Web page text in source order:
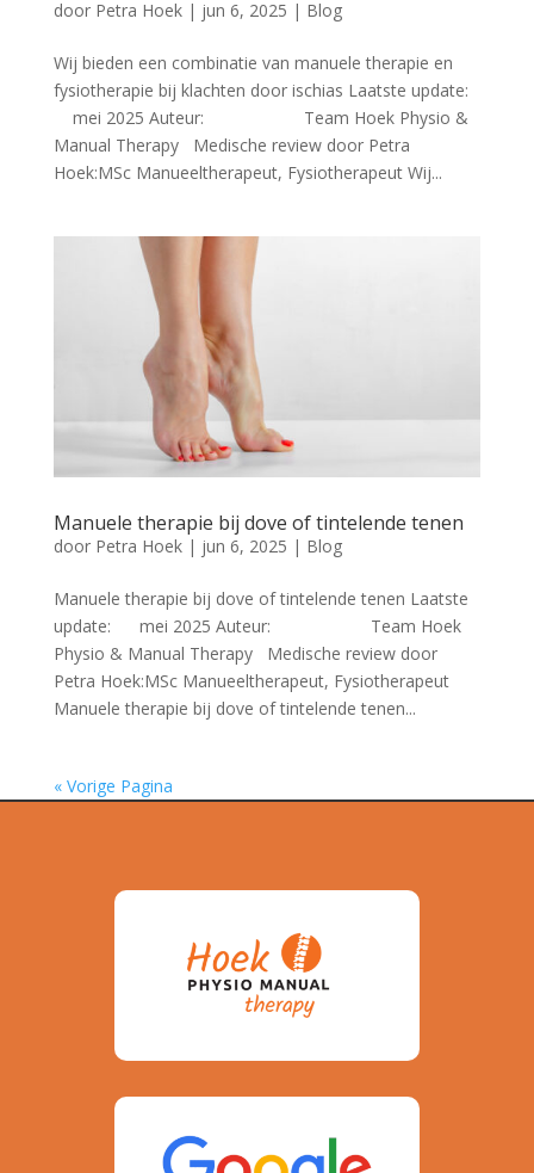
door Petra Hoek| jun 6, 2025 | Blog
Wij bieden een combinatie van manuele therapie en
fysiotherapie bij klachten door ischias Laatste update:
mei 2025 Auteur: Team Hoek Physio &
Manual Therapy Medische review door Petra
Hoek:MSc Manueeltherapeut, Fysiotherapeut Wij...
Manuele therapie bij dove of tintelende tenen
door Petra Hoek| jun 6, 2025 | Blog
Manuele therapie bij dove of tintelende tenen Laatste
update: mei 2025 Auteur: Team Hoek
Physio & Manual Therapy Medische review door
Petra Hoek:MSc Manueeltherapeut, Fysiotherapeut
Manuele therapie bij dove of tintelende tenen...
« Vorige Pagina